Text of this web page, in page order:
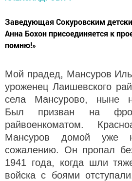
Заведующая Сокуровским
Анна Бохон присоединяется к
помню!»
Мой прадед, Мансуров
уроженец Лаишевского
села Мансурово, ныне
Был призван на
райвоенкоматом.
Мансуров домой уже
сожалению. Он пропал
1941 года, когда шли
войска с боями